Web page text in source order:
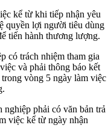
kể từ khi tiếp nhận yêu
quyền lợi người tiêu dùng
tiến hành thương lượng.
có trách nhiệm tham gia
và phải thông báo kết
vòng 5 ngày làm việc
phải có văn bản trả
việc kể từ ngày nhận